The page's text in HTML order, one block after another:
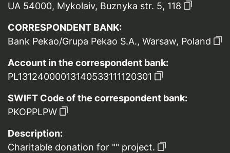
UA 54000, Mykolaiv, Buznyka str. 5, 118
CORRESPONDENT BANK:
Bank Pekao/Grupa Pekao S.A., Warsaw, Poland
Account in the correspondent bank:
PL13124000013140533111120301
SWIFT Code of the correspondent bank:
PKOPPLPW
Description:
Charitable donation for "" project.